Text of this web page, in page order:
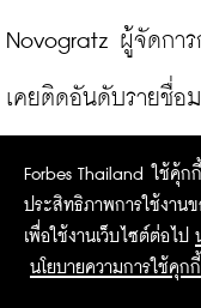
Novogratz ผู้จัดกา
เคยติดอันดับรายชื่อม
ก่อนเผชิญผลกระทบ
เหมือนจะกลับมาได้
โตในปี 2013 และอ
Forbes Thailand ใช้คุ้ก
ประสิทธิภาพการใช้งาน
เพื่อใช้งานเว็บไซต์ต่อไป
นโยบายความการใช้คุกกี้